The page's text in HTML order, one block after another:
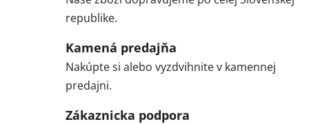
republike.
Kamená predajňa
Nakúpte si alebo vyzdvihnite v kamennej
predajni.
Zákaznicka podpora